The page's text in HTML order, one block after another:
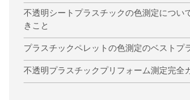
不透明シートプラスチックの色測定につい
きこと
プラスチックペレットの色測定のベストプ
不透明プラスチックプリフォーム測定完全